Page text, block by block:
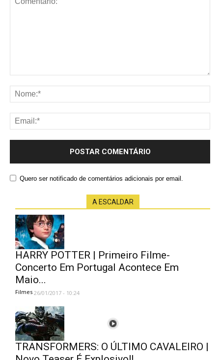
Quero ser notificado de comentários adicionais por email.
A ESCALDAR
HARRY POTTER | Primeiro Filme-
Concerto Em Portugal Acontece Em
Maio...
Filmes 26/01/2017 - 10:24
TRANSFORMERS: O ÚLTIMO CAVALEIRO |